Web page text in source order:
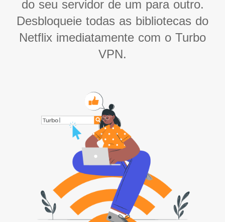
do seu servidor de um para outro.
Desbloqueie todas as bibliotecas do
Netflix imediatamente com o Turbo
VPN.